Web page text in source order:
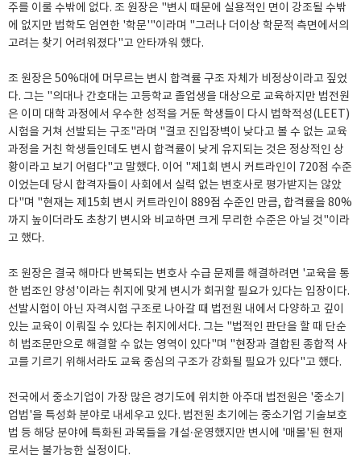
주를 이룰 수밖에 없다. 조 원장은 "변시 때문에 실용적인 면이 강조될 수밖
에 없지만 법학도 엄연한 '학문'"이라며 "그러나 더이상 학문적 측면에서의
고려는 찾기 어려워졌다"고 안타까워 했다.
조 원장은 50%대에 머무르는 변시 합격률 구조 자체가 비정상이라고 짚었
다. 그는 "의대나 간호대는 고등학교 졸업생을 대상으로 교육하지만 법전원
은 이미 대학 과정에서 우수한 성적을 거둔 학생들이 다시 법학적성(LEET)
시험을 거쳐 선발되는 구조"라며 "결코 진입장벽이 낮다고 볼 수 없는 교육
과정을 거친 학생들인데도 변시 합격률이 낮게 유지되는 것은 정상적인 상
황이라고 보기 어렵다"고 말했다. 이어 "제1회 변시 커트라인이 720점 수준
이었는데 당시 합격자들이 사회에서 실력 없는 변호사로 평가받지는 않았
다"며 "현재는 제15회 변시 커트라인이 889점 수준인 만큼, 합격률을 80%
까지 높이더라도 초창기 변시와 비교하면 크게 무리한 수준은 아닐 것"이라
고 했다.
조 원장은 결국 해마다 반복되는 변호사 수급 문제를 해결하려면 '교육을 통
한 법조인 양성'이라는 취지에 맞게 변시가 회귀할 필요가 있다는 입장이다.
선발시험이 아닌 자격시험 구조로 나아갈 때 법전원 내에서 다양하고 깊이
있는 교육이 이뤄질 수 있다는 취지에서다. 그는 "법적인 판단을 할 때 단순
히 법조문만으로 해결할 수 없는 영역이 있다"며 "현장과 결합된 종합적 사
고를 기르기 위해서라도 교육 중심의 구조가 강화될 필요가 있다"고 했다.
전국에서 중소기업이 가장 많은 경기도에 위치한 아주대 법전원은 '중소기
업법'을 특성화 분야로 내세우고 있다. 법전원 초기에는 중소기업 기술보호
법 등 해당 분야에 특화된 과목들을 개설·운영했지만 변시에 '매몰'된 현재
로서는 불가능한 실정이다.